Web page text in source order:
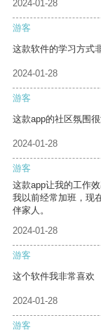
2024-01-28
游客
这款软件的学习方式
2024-01-28
游客
这款app的社区氛围
2024-01-28
游客
这款app让我的工作
我以前经常加班，现
伴家人。
2024-01-28
游客
这个软件我非常喜欢
2024-01-28
游客